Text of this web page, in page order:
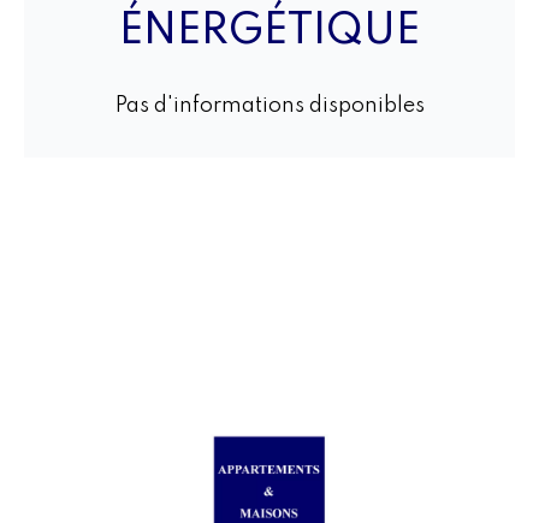
ÉNERGÉTIQUE
Pas d'informations disponibles